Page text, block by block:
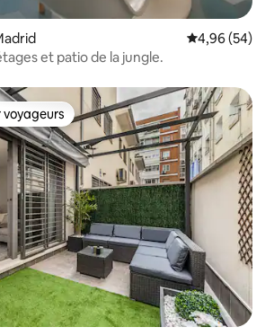
Évaluation
4,96 (54)
et patio de la jungle.
les plus appréciés